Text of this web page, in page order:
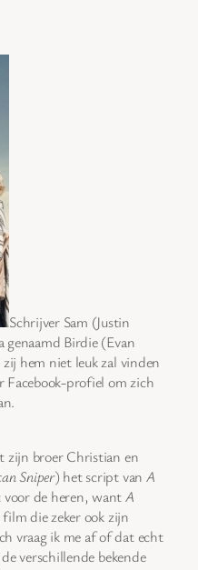
Schrijver Sam (Justin
genaamd Birdie (Evan
hem niet leuk zal vinden
profiel om zich
zijn broer Christian en
Sniper) het script van A
voor de heren, wantA
die zeker ook zijn
vraag ik me af of dat echt
verschillende bekende